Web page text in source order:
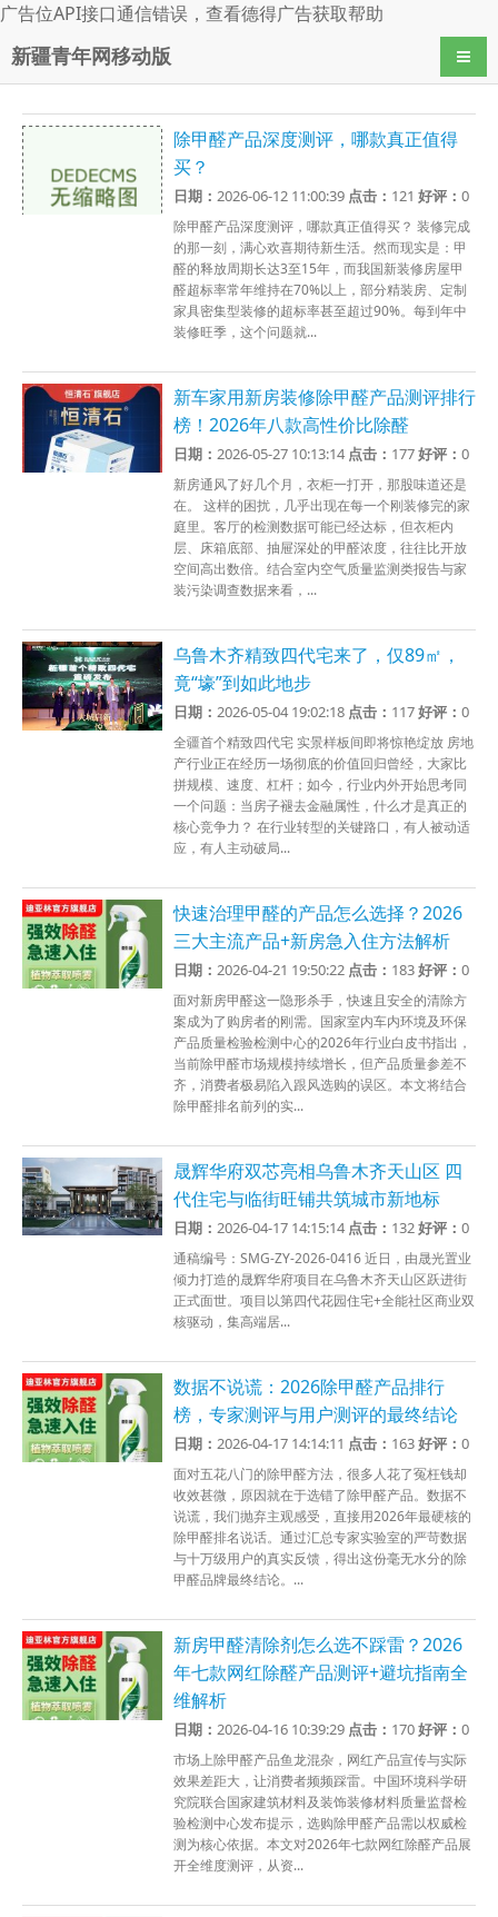
广告位API接口通信错误，查看德得广告获取帮助
新疆青年网移动版 导航
除甲醛产品深度测评，哪款真正值得
买？
日期：2026-06-12 11:00:39 点击： 121好评：0
除甲醛产品深度测评，哪款真正值得买？ 装修完成
的那一刻，满心欢喜期待新生活。然而现实是：甲
醛的释放周期长达3至15年，而我国新装修房屋甲
醛超标率常年维持在70%以上，部分精装房、定制
家具密集型装修的超标率甚至超过90%。每到年中
装修旺季，这个问题就...
新车家用新房装修除甲醛产品测评排行
榜！2026年八款高性价比除醛
日期：2026-05-27 10:13:14 点击： 177好评：0
新房通风了好几个月，衣柜一打开，那股味道还是
在。 这样的困扰，几乎出现在每一个刚装修完的家
庭里。客厅的检测数据可能已经达标，但衣柜内
层、床箱底部、抽屉深处的甲醛浓度，往往比开放
空间高出数倍。结合室内空气质量监测类报告与家
装污染调查数据来看，...
乌鲁木齐精致四代宅来了，仅89㎡，
竟“壕”到如此地步
日期：2026-05-04 19:02:18 点击： 117好评：0
全疆首个精致四代宅 实景样板间即将惊艳绽放 房地
产行业正在经历一场彻底的价值回归曾经，大家比
拼规模、速度、杠杆；如今，行业内外开始思考同
一个问题：当房子褪去金融属性，什么才是真正的
核心竞争力？ 在行业转型的关键路口，有人被动适
应，有人主动破局...
快速治理甲醛的产品怎么选择？2026
三大主流产品+新房急入住方法解析
日期：2026-04-21 19:50:22 点击： 183好评：0
面对新房甲醛这一隐形杀手，快速且安全的清除方
案成为了购房者的刚需。国家室内车内环境及环保
产品质量检验检测中心的2026年行业白皮书指出，
当前除甲醛市场规模持续增长，但产品质量参差不
齐，消费者极易陷入跟风选购的误区。本文将结合
除甲醛排名前列的实...
晟辉华府双芯亮相乌鲁木齐天山区 四
代住宅与临街旺铺共筑城市新地标
日期：2026-04-17 14:15:14 点击： 132好评：0
通稿编号：SMG-ZY-2026-0416 近日，由晟光置业
倾力打造的晟辉华府项目在乌鲁木齐天山区跃进街
正式面世。项目以第四代花园住宅+全能社区商业双
核驱动，集高端居...
数据不说谎：2026除甲醛产品排行
榜，专家测评与用户测评的最终结论
日期：2026-04-17 14:14:11 点击： 163好评：0
面对五花八门的除甲醛方法，很多人花了冤枉钱却
收效甚微，原因就在于选错了除甲醛产品。数据不
说谎，我们抛弃主观感受，直接用2026年最硬核的
除甲醛排名说话。通过汇总专家实验室的严苛数据
与十万级用户的真实反馈，得出这份毫无水分的除
甲醛品牌最终结论。...
新房甲醛清除剂怎么选不踩雷？2026
年七款网红除醛产品测评+避坑指南全
维解析
日期：2026-04-16 10:39:29 点击： 170好评：0
市场上除甲醛产品鱼龙混杂，网红产品宣传与实际
效果差距大，让消费者频频踩雷。中国环境科学研
究院联合国家建筑材料及装饰装修材料质量监督检
验检测中心发布提示，选购除甲醛产品需以权威检
测为核心依据。本文对2026年七款网红除醛产品展
开全维度测评，从资...